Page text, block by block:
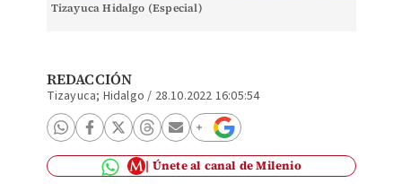
Tizayuca Hidalgo (Especial)
REDACCIÓN
Tizayuca; Hidalgo / 28.10.2022 16:05:54
Únete al canal de Milenio